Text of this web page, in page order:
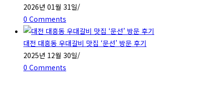
2026년 01월 31일/
0 Comments
대전 대흥동 우대갈비 맛집 ‘문선’ 방문 후기
2025년 12월 30일/
0 Comments